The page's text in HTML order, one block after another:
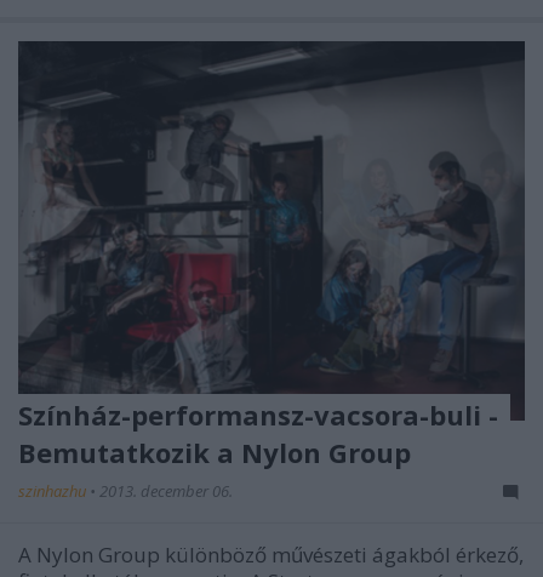
Színház-performansz-vacsora-buli -
Bemutatkozik a Nylon Group
szinhazhu • 2013. december 06.
A Nylon Group különböző művészeti ágakból érkező,